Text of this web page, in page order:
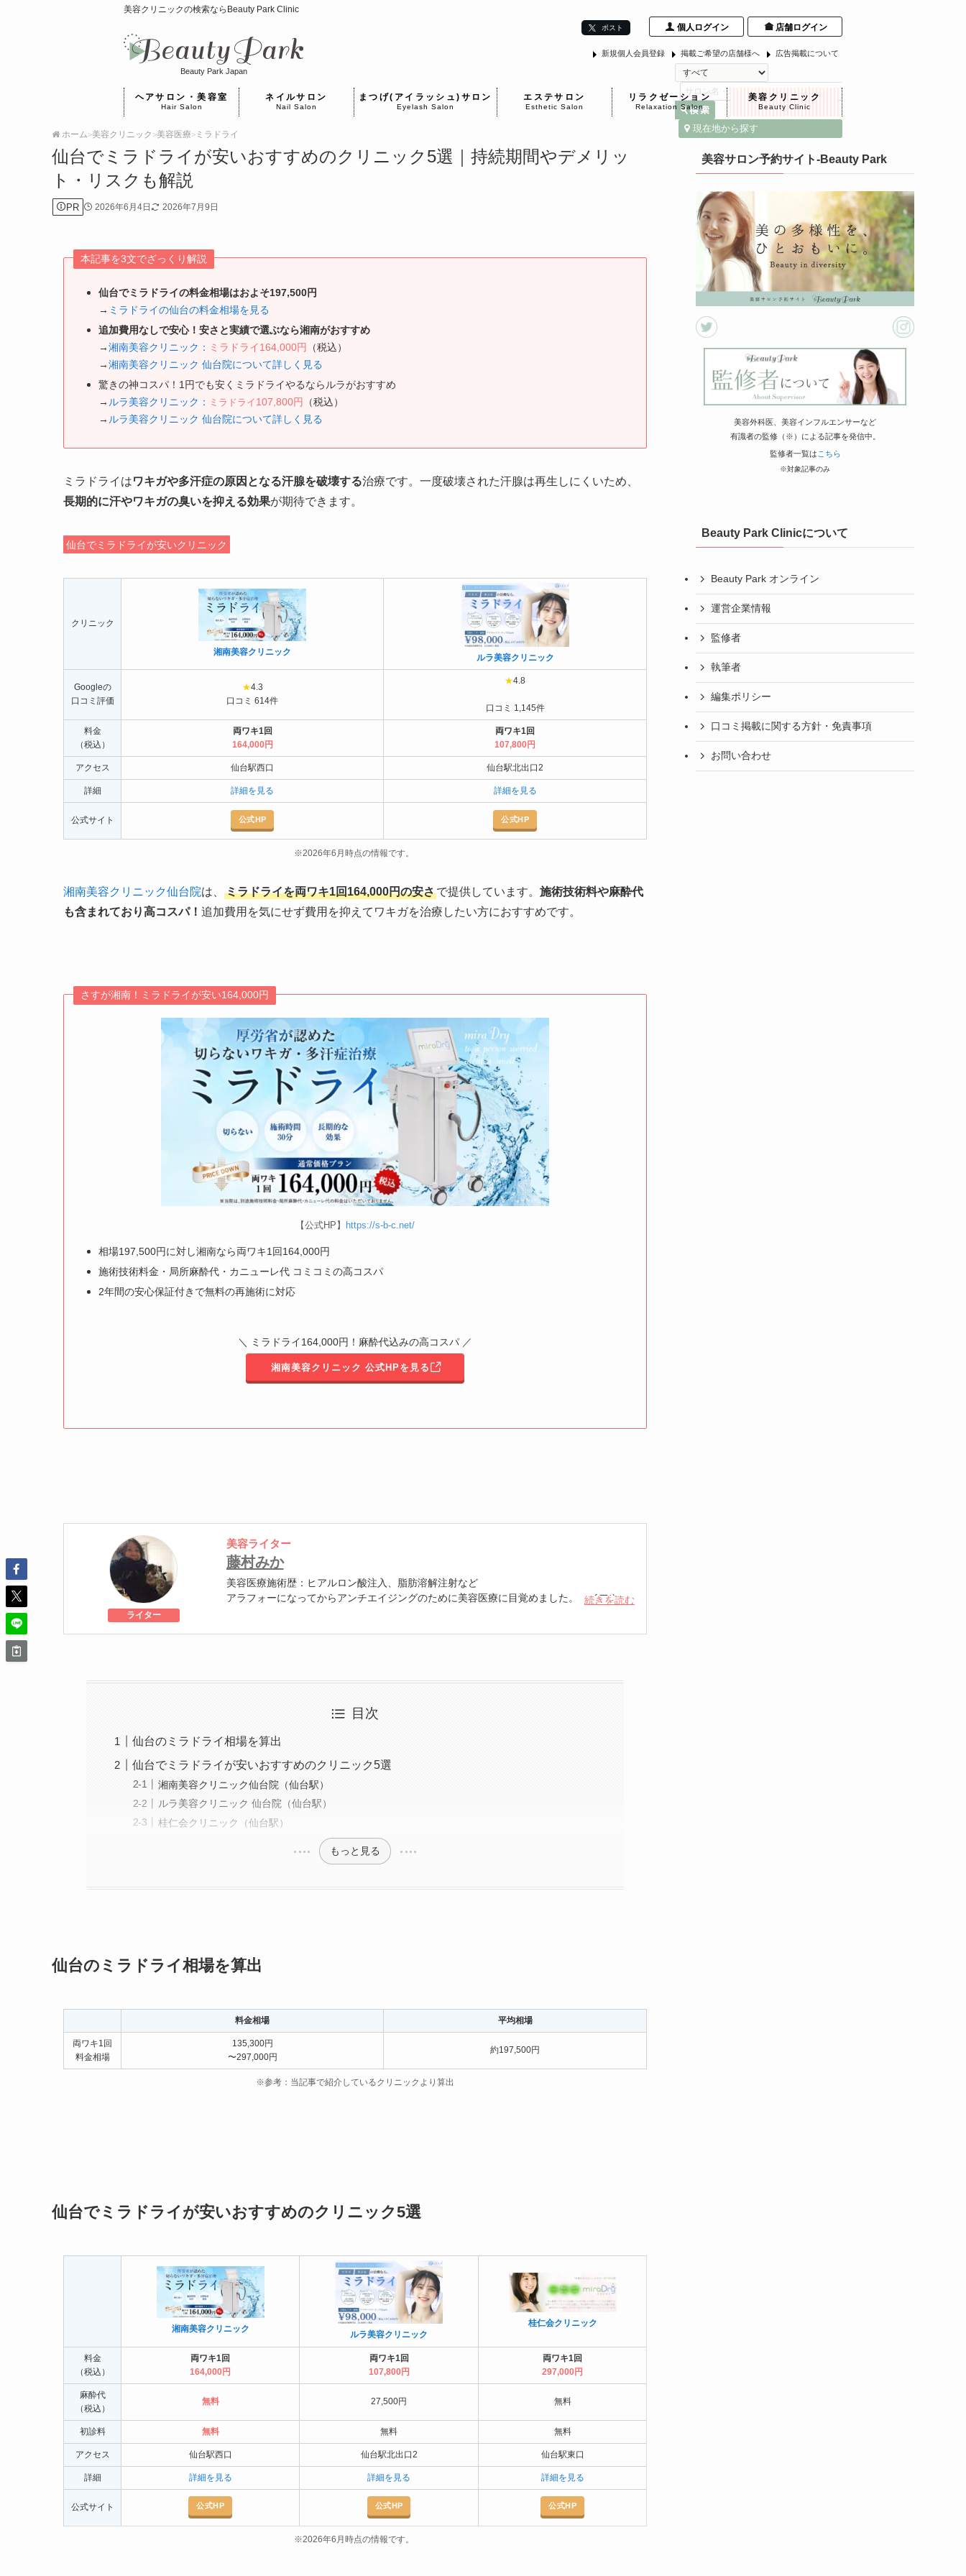
美容クリニックの検索ならBeauty Park Clinic
個人ログイン
店舗ログイン
Beauty Park Japan
ポスト
広告掲載について
掲載ご希望の店舗様へ
新規個人会員登録
現在地から探す
ヘアサロン・美容室
Hair Salon
ネイルサロン
Nail Salon
まつげ(アイラッシュ)サロン
Eyelash Salon
エステサロン
Esthetic Salon
リラクゼーション
Relaxation Salon
美容クリニック
Beauty Clinic
ホーム>美容クリニック >美容医療> ミラドライ
仙台でミラドライが安いおすすめのクリニック5選｜持続期間やデメリッ
ト・リスクも解説
PR 2026年6月4日 2026年7月9日
本記事を3文でざっくり解説
仙台でミラドライの料金相場はおよそ197,500円
→ ミラドライの仙台の料金相場を見る
追加費用なしで安心！安さと実績で選ぶなら湘南がおすすめ
→湘南美容クリニック： ミラドライ164,000円
（税込）
→湘南美容クリニック 仙台院について詳しく見る
驚きの神コスパ！1円でも安くミラドライやるならルラがおすすめ
→ ルラ美容クリニック： ミラドライ 107,800円
（税込）
→ ルラ美容クリニック 仙台院について詳しく見る
ミラドライはワキガや多汗症の原因となる汗腺を破壊する治療です。一度破壊された汗腺は再生しにくいため、
長期的に汗やワキガの臭いを抑える効果が期待できます。
仙台でミラドライが安いクリニック
クリニック
湘南美容クリニック
ルラ美容クリニック
Googleの
口コミ評価
★4.3
口コミ 614件
★4.8
口コミ 1,145件
料金
（税込）
両ワキ1回
164,000円
両ワキ1回
107,800円
アクセス 仙台駅西口 仙台駅北出口2
詳細 詳細を見る 詳細を見る
公式サイト 公式HP 公式HP
※2026年6月時点の情報です。
湘南美容クリニック仙台院は、 ミラドライを両ワキ1回164,000円の安さで提供しています。 施術技術料や麻酔代
も含まれており高コスパ！ 追加費用を気にせず費用を抑えてワキガを治療したい方におすすめです。
さすが湘南！ミラドライが安い164,000円
【公式HP】 https://s-b-c.net/
相場197,500円に対し湘南なら両ワキ1回164,000円
施術技術料金・局所麻酔代・カニューレ代 コミ コミの高コスパ
2年間の安心保証付きで無料の再施術に対応
＼ ミラドライ164,000円！麻酔代込みの高コスパ ／
湘南美容クリニック 公式HPを見る
ライター
美容ライター
藤村みか
美容医療施術歴：ヒアルロン酸注入、脂肪溶解注射など
アラフォーになってからアンチエイジングのために美容医療に目覚めました。ハイフやボ
続きを読む
目次
仙台のミラドライ相場を算出
仙台でミラドライが安いおすすめのクリニック5選
湘南美容クリニック仙台院（仙台駅）
ルラ美容クリニック 仙台院（仙台駅）
桂仁会クリニック（仙台駅）
もっと見る
仙台のミラドライ相場を算出
料金相場 平均相場
両ワキ1回
料金相場
135,300円
〜297,000円
約197,500円
※参考：当記事で紹介しているクリニックより 算出
仙台でミラドライが安いおすすめのクリニック5選
湘南美容クリニック
ルラ美容クリニック
桂仁会クリニック
料金
（税込）
両ワキ1回
164,000円
両ワキ1回
107,800円
両ワキ1回
297,000円
麻酔代
（税込）
無料 27,500円 無料
初診料 無料 無料 無料
アクセス 仙台駅西口 仙台駅北出口2 仙台駅東口
詳細 詳細を見る 詳細を見る 詳細を見る
公式サイト 公式HP 公式HP 公式HP
※2026年6月時点の情報です。
美容サロン予約サイト-Beauty Park
美容外科医、美容インフルエンサーなど
有識者の監修（※）による記事を発信中。
監修者一覧は こちら
※対象記事のみ
Beauty Park Clinicについて
Beauty Park オンライン
運営企業情報
監修者
執筆者
編集ポリシー
口コミ掲載に関する方針・免責事項
お問い合わせ